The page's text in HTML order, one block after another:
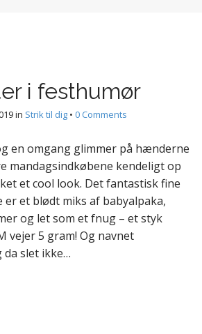
i festhumør
in Strik til dig • 0 Comments
en omgang glimmer på hænderne
mandagsindkøbene kendeligt op
et cool look. Det fantastisk fine
er et blødt miks af babyalpaka,
og let som et fnug – et styk
vejer 5 gram! Og navnet
da slet ikke…